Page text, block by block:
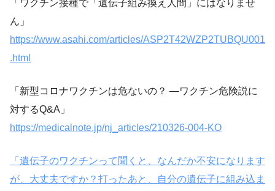
「ワクチン接種で「遺伝子組み換え人間」にはなりませ
ん」
https://www.asahi.com/articles/ASP2T42WZP2TUBQU001
.html
「新型コロナワクチンは危ないの？ ―ワクチン危険説に
対するQ&A」
https://medicalnote.jp/nj_articles/210326-004-KO
「遺伝子のワクチンって聞くと、なんだか不安になります
が、大丈夫ですか？打ったあと、自分の遺伝子に組み込ま